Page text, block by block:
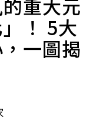
重大元
！ 5大
一圖揭